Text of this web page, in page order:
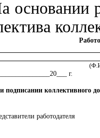
основании
г.
подписании коллективного
работодателя